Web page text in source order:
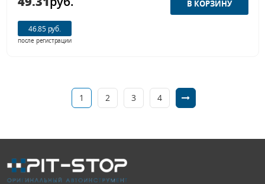
46.85 руб.
после регистрации
1 2 3 4